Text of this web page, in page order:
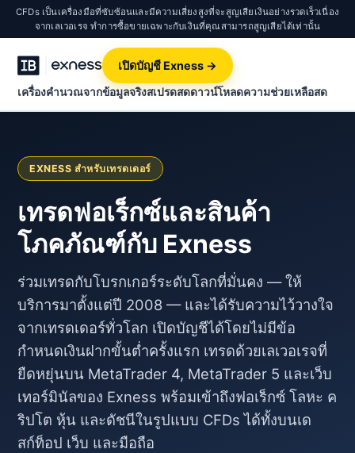
CFDs เป็นเครื่องมือที่ซับซ้อนและมีความเสี่ยงสูงที่จะสูญเสียเงินอย่างรวดเร็วเนื่อง
จากเลเวอเรจ ทำการซื้อขายเฉพาะกับเงินที่คุณสามารถสูญเสียได้เท่านั้น
เครื่องคำนวณจากข้อมูลจริงสเปรดสดดาวน์โหลดความช่วยเหลือสด
เปิดบัญชี Exness →
EXNESS สำหรับเทรดเดอร์
เทรดฟอเร็กซ์และสินค้า
โภคภัณฑ์กับ Exness
ร่วมเทรดกับโบรกเกอร์ระดับโลกที่มั่นคง — ให้
บริการมาตั้งแต่ปี 2008 — และได้รับความไว้วางใจ
จากเทรดเดอร์ทั่วโลก เปิดบัญชีได้โดยไม่มีข้อ
กำหนดเงินฝากขั้นต่ำครั้งแรก เทรดด้วยเลเวอเรจที่
ยืดหยุ่นบน MetaTrader 4, MetaTrader 5 และเว็บ
เทอร์มินัลของ Exness พร้อมเข้าถึงฟอเร็กซ์ โลหะ ค
ริปโต หุ้น และดัชนีในรูปแบบ CFDs ได้ทั้งบนเด
สก์ท็อป เว็บ และมือถือ